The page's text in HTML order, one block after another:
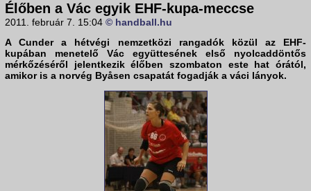
Élőben a Vác egyik EHF-kupa-meccse
2011. február 7. 15:04 © handball.hu
ACundera hétvégi nemzetközi rangadók közül az EHF-
kupában menetelő Vác együttesének első nyolcaddöntős
mérkőzéséről jelentkezik élőben szombaton este hat órától,
amikor is a norvég Byåsen csapatát fogadják a váci lányok.